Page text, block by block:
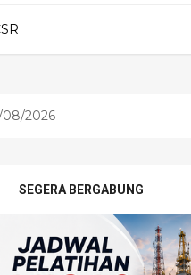
08/2026
SEGERA BERGABUNG